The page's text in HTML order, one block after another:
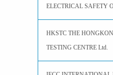
ELECTRICAL SAFETY
HKSTC THE
TESTING CENTRE Ltd.